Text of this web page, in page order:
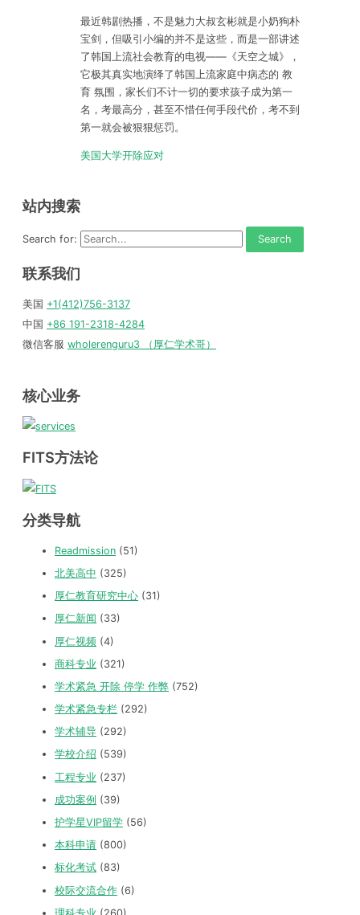
最近韩剧热播，不是魅力大叔玄彬就是小奶狗朴
宝剑，但吸引小编的并不是这些，而是一部讲述
了韩国上流社会教育的电视——《天空之城》，
它极其真实地演绎了韩国上流家庭中病态的 教
育 氛围，家长们不计一切的要求孩子成为第一
名，考最高分，甚至不惜任何手段代价，考不到
第一就会被狠狠惩罚。
美国大学开除应对
站内搜索
Search for:
联系我们
美国 +1(412)756-3137
中国 +86 191-2318-4284
微信客服 wholerenguru3 （厚仁学术哥）
核心业务
FITS方法论
分类导航
Readmission (51)
北美高中 (325)
厚仁教育研究中心 (31)
厚仁新闻 (33)
厚仁视频 (4)
商科专业 (321)
学术紧急 开除 停学 作弊 (752)
学术紧急专栏 (292)
学术辅导 (292)
学校介绍 (539)
工程专业 (237)
成功案例 (39)
护学星VIP留学 (56)
本科申请 (800)
标化考试 (83)
校际交流合作 (6)